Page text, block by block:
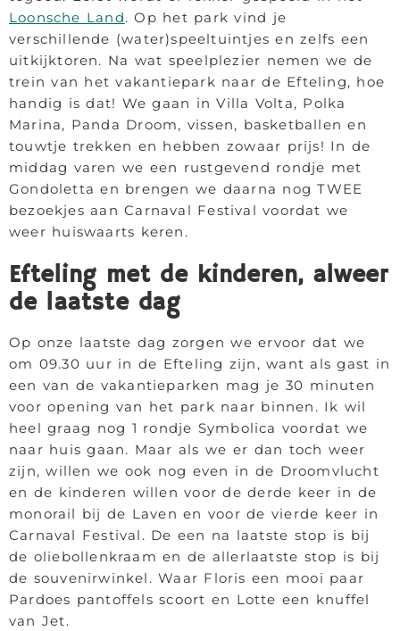
Loonsche Land. Op het park vind je
verschillende (water)speeltuintjes en zelfs een
uitkijktoren. Na wat speelplezier nemen we de
trein van het vakantiepark naar de Efteling, hoe
handig is dat! We gaan in Villa Volta, Polka
Marina, Panda Droom, vissen, basketballen en
touwtje trekken en hebben zowaar prijs! In de
middag varen we een rustgevend rondje met
Gondoletta en brengen we daarna nog TWEE
bezoekjes aan Carnaval Festival voordat we
weer huiswaarts keren.
Efteling met de kinderen, alweer
de laatste dag
Op onze laatste dag zorgen we ervoor dat we
om 09.30 uur in de Efteling zijn, want als gast in
een van de vakantieparken mag je 30 minuten
voor opening van het park naar binnen. Ik wil
heel graag nog 1 rondje Symbolica voordat we
naar huis gaan. Maar als we er dan toch weer
zijn, willen we ook nog even in de Droomvlucht
en de kinderen willen voor de derde keer in de
monorail bij de Laven en voor de vierde keer in
Carnaval Festival. De een na laatste stop is bij
de oliebollenkraam en de allerlaatste stop is bij
de souvenirwinkel. Waar Floris een mooi paar
Pardoes pantoffels scoort en Lotte een knuffel
van Jet.